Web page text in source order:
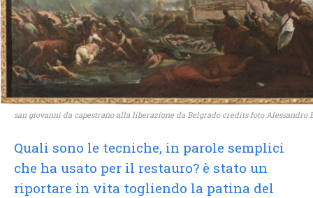
san giovanni da capestrano alla liberazione da Belgrado credits foto Alessandro
Quali sono le tecniche, in parole semplici
che ha usato per il restauro? è stato un
riportare in vita togliendo la patina del